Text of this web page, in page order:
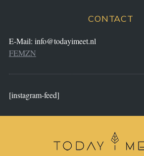
CONTACT
E-Mail: info@todayimeet.nl
FEMZN
[instagram-feed]